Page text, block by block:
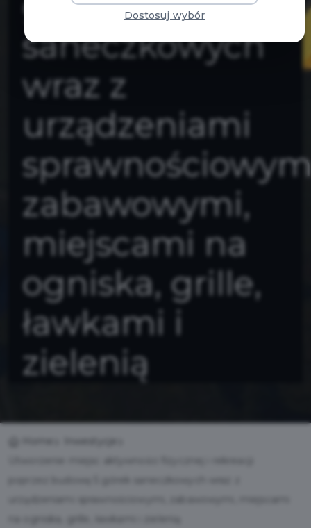
saneczkowych
wraz z
urządzeniami
zabawowymi,
miejscami na
ogniska, grille,
ławkami i
zielenią
Dostosuj wybór